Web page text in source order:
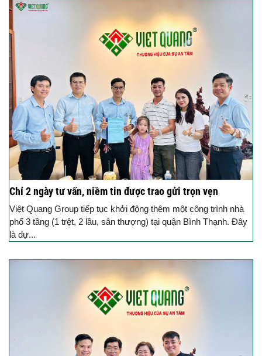
Chỉ 2 ngày tư vấn, niềm tin được trao gửi trọn vẹn
Việt Quang Group tiếp tục khởi động thêm một công trình nhà
phố 3 tầng (1 trệt, 2 lầu, sân thượng) tại quận Bình Thạnh. Đây
là dự...